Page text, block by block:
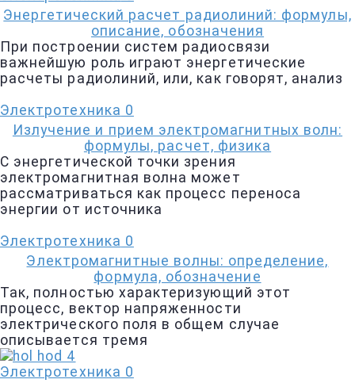
Энергетический расчет радиолиний: формулы,
описание, обозначения
При построении систем радиосвязи
важнейшую роль играют энергетические
расчеты радиолиний, или, как говорят, анализ
Электротехника 0
Излучение и прием электромагнитных волн:
формулы, расчет, физика
С энергетической точки зрения
электромагнитная волна может
рассматриваться как процесс переноса
энергии от источника
Электротехника 0
Электромагнитные волны: определение,
формула, обозначение
Так, полностью характеризующий этот
процесс, вектор напряженности
электрического поля в общем случае
описывается тремя
Электротехника 0